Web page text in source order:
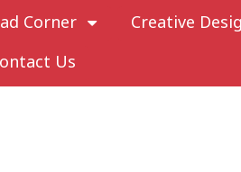
Corner
Creative
Us